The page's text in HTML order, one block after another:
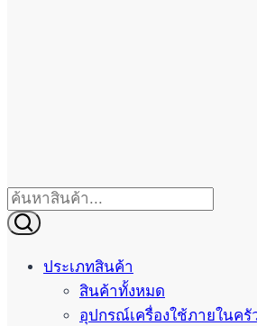
ประเภทสินค้า
สินค้าทั้งหมด
อุปกรณ์เครื่องใช้ภายในครั